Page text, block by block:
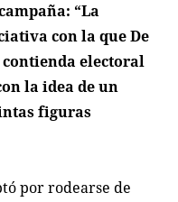
“La
con la que De
electoral
la idea de un
figuras
por rodearse de